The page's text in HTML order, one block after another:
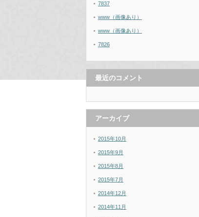
7837
www（画像あり）
www（画像あり）
7826
最近のコメント
アーカイブ
2015年10月
2015年9月
2015年8月
2015年7月
2014年12月
2014年11月